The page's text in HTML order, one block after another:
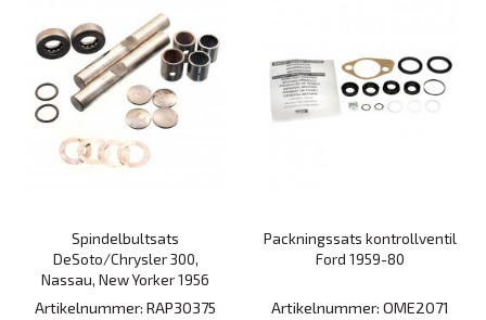
Spindelbultsats
DeSoto/Chrysler 300,
Nassau, New Yorker 1956
Artikelnummer: RAP30375
Packningssats kontrollventil
Ford 1959-80
Artikelnummer: OME2071